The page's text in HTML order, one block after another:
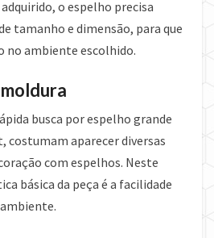
o espelho precisa
tamanho e dimensão, para que
no ambiente escolhido.
busca por espelho grande
costumam aparecer diversas
com espelhos. Neste
básica da peça é a facilidade